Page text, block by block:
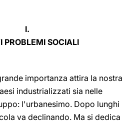
I.
PROBLEMI SOCIALI
importanza attira la nostra
industrializzati sia nelle
l'urbanesimo. Dopo lunghi
va declinando. Ma si dedica